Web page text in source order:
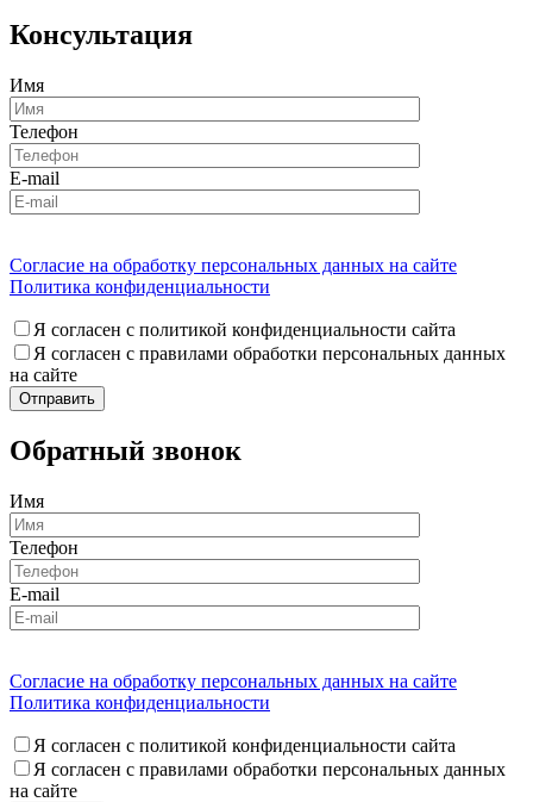
Консультация
Имя
Телефон
E-mail
Согласие на обработку персональных данных на сайте
Политика конфиденциальности
Я согласен с политикой конфиденциальности сайта
Я согласен с правилами обработки персональных данных
на сайте
Обратный звонок
Имя
Телефон
E-mail
Согласие на обработку персональных данных на сайте
Политика конфиденциальности
Я согласен с политикой конфиденциальности сайта
Я согласен с правилами обработки персональных данных
на сайте